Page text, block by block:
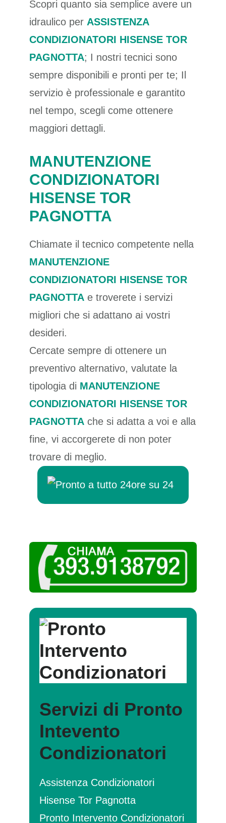
Scopri quanto sia semplice avere un
idraulico per ASSISTENZA
CONDIZIONATORI HISENSE TOR
PAGNOTTA; I nostri tecnici sono
sempre disponibili e pronti per te; Il
servizio è professionale e garantito
nel tempo, scegli come ottenere
maggiori dettagli.
MANUTENZIONE
CONDIZIONATORI
HISENSE TOR
PAGNOTTA
Chiamate il tecnico competente nella
MANUTENZIONE
CONDIZIONATORI HISENSE TOR
PAGNOTTA e troverete i servizi
migliori che si adattano ai vostri
desideri.
Cercate sempre di ottenere un
preventivo alternativo, valutate la
tipologia di MANUTENZIONE
CONDIZIONATORI HISENSE TOR
PAGNOTTA che si adatta a voi e alla
fine, vi accorgerete di non poter
trovare di meglio.
Servizi di Pronto
Intevento
Condizionatori
Assistenza Condizionatori
Hisense Tor Pagnotta
Pronto Intervento Condizionatori